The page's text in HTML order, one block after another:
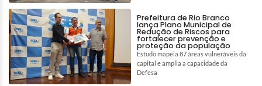
Prefeitura de Rio Branco
lança Plano Municipal de
Redução de Riscos para
fortalecer prevenção e
proteção da população
Estudo mapeia 87 áreas vulneráveis da
capital e amplia a capacidade da
Defesa